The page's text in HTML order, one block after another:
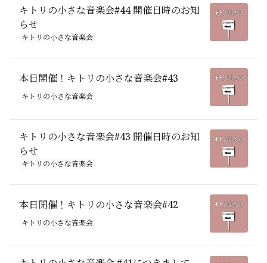
キトリの小さな音楽会#44 開催日時のお知
らせ
キトリの小さな音楽会
本日開催！キトリの小さな音楽会#43
キトリの小さな音楽会
キトリの小さな音楽会#43 開催日時のお知
らせ
キトリの小さな音楽会
本日開催！キトリの小さな音楽会#42
キトリの小さな音楽会